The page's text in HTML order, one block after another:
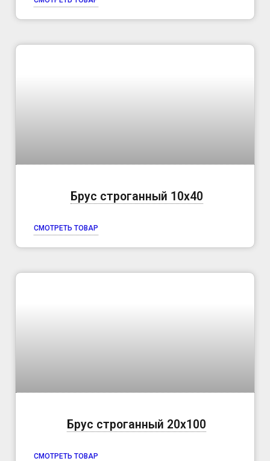
Брус строганный 10х40
СМОТРЕТЬ ТОВАР
Брус строганный 20х100
СМОТРЕТЬ ТОВАР